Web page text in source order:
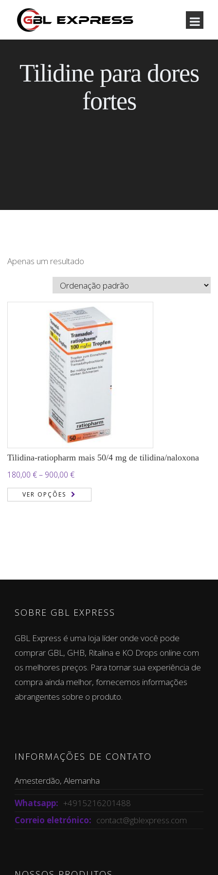
Tilidine para dores
fortes
Apenas um resultado
Tilidina-ratiopharm mais 50/4 mg de tilidina/naloxona
180,00 €– 900,00 €Price
range:
180,00 €
VER OPÇÕES
SOBRE GBL EXPRESS
GBL Express é uma loja líder onde você pode
comprar GBL, GHB, Ritalina e KO Drops online com
os melhores preços. Para tornar sua experiência de
compra ainda melhor, fornecemos informações
abrangentes sobre o produto.
INFORMAÇÕES DE CONTATO
Amesterdão, Alemanha
Whatsapp: +4915216201488
Correio eletrónico: contact@gblexpress.com